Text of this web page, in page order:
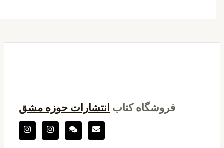
فروشگاه کتابانتشارات حوزه مشق